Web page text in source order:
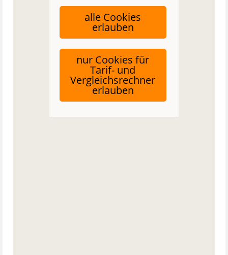
alle Cookies
erlauben
nur Cookies für
Tarif- und
Vergleichsrechner
erlauben